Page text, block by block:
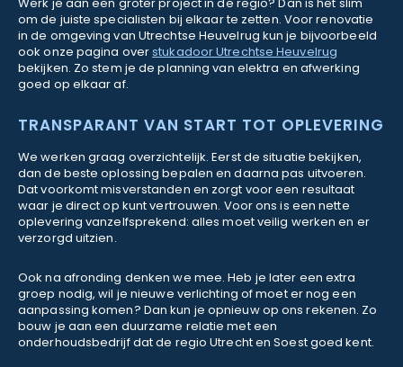
om de juiste specialisten bij elkaar te zetten. Voor renovatie
in de omgeving van Utrechtse Heuvelrug kun je bijvoorbeeld
ook onze pagina overstukadoor Utrechtse Heuvelrug
bekijken. Zo stem je de planning van elektra en afwerking
goed op elkaar af.
TRANSPARANT VAN START TOT OPLEVERING
We werken graag overzichtelijk. Eerst de situatie bekijken,
dan de beste oplossing bepalen en daarna pas uitvoeren.
Dat voorkomt misverstanden en zorgt voor een resultaat
waar je direct op kunt vertrouwen. Voor ons is een nette
oplevering vanzelfsprekend: alles moet veilig werken en er
verzorgd uitzien.
Ook na afronding denken we mee. Heb je later een extra
groep nodig, wil je nieuwe verlichting of moet er nog een
aanpassing komen? Dan kun je opnieuw op ons rekenen. Zo
bouw je aan een duurzame relatie met een
onderhoudsbedrijf dat de regio Utrecht en Soest goed kent.